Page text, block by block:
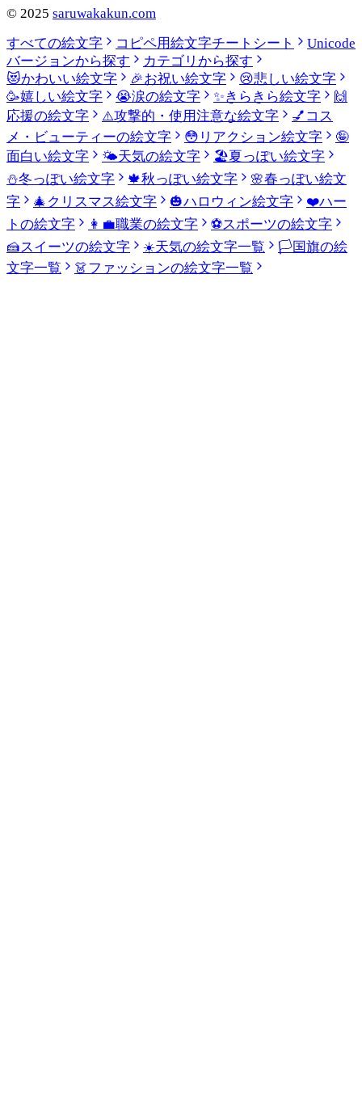
© 2025 saruwakakun.com
すべての絵文字
コピペ用絵文字チートシート
Unicode
バージョンから探す
カテゴリから探す
😻かわいい絵文字 🎉お祝い絵文字 😢悲しい絵文字
🥳嬉しい絵文字 😭涙の絵文字 ✨きらきら絵文字
🙌
応援の絵文字
⚠️攻撃的・使用注意な絵文字 💅 コス
メ・ビューティーの絵文字
😳 リアクション絵文字
🤪
面白い絵文字
🌤️天気の絵文字 🏖️夏っぽい絵文字
⛄冬っぽい絵文字 🍁秋っぽい絵文字 🌸春っぽい絵文
字
🎄 クリスマス絵文字 🎃ハロウィン絵文字 ❤️ハー
トの絵文字
👩‍💼職業の絵文字 ⚽スポーツの絵文字
🍰スイーツの絵文字 ☀️天気の絵文字一覧 🏳️国旗の絵
文字一覧
👗ファッションの絵文字一覧